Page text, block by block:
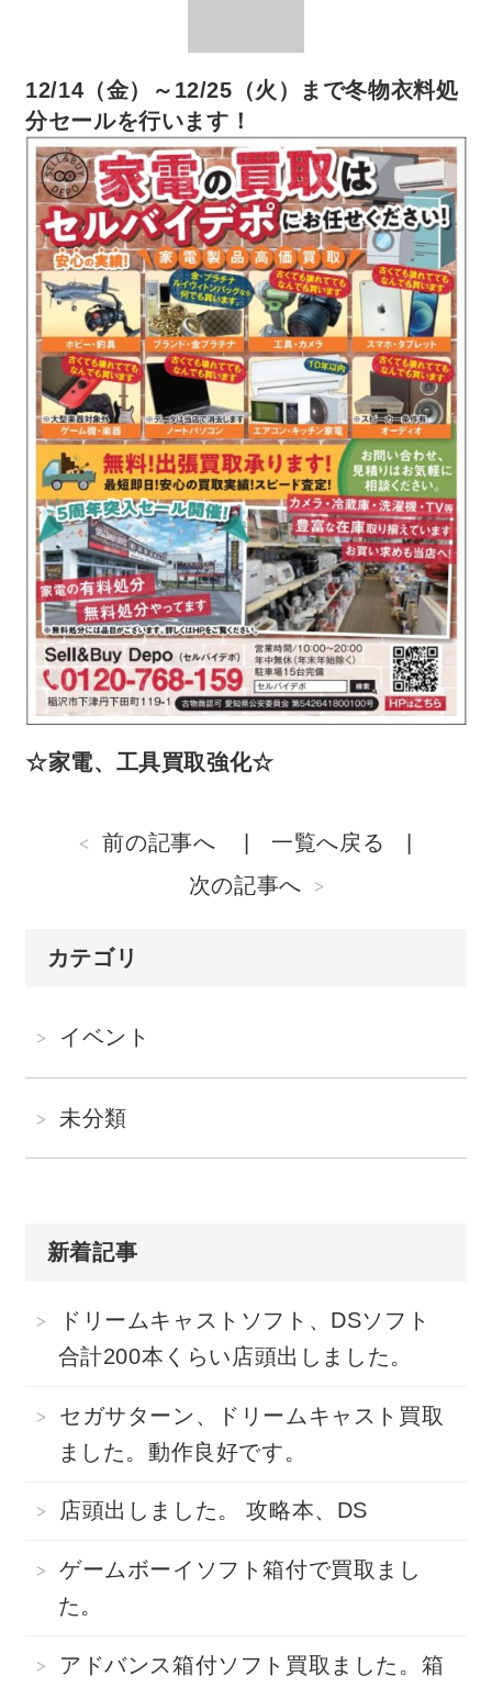
12/14（金）～12/25（火）まで冬物衣料処
分セールを行います！
☆家電、工具買取強化☆
前の記事へ
一覧へ戻る
次の記事へ
カテゴリ
イベント
未分類
新着記事
ドリームキャストソフト、DSソフト
合計200本くらい店頭出しました。
セガサターン、ドリームキャスト買取
ました。動作良好です。
店頭出しました。 攻略本、DS
ゲームボーイソフト箱付で買取まし
た。
アドバンス箱付ソフト買取ました。箱